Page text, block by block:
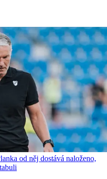
od něj dostává naloženo,